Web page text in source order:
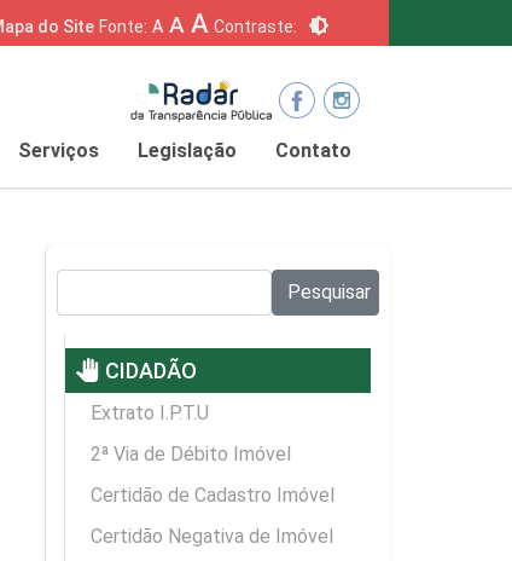
do Site Fonte: A A A Contraste: brightness_6
Serviços Legislação Contato
Pesquisar
pan_tool CIDADÃO
Extrato I.P.T.U
2ª Via de Débito Imóvel
Certidão de Cadastro Imóvel
Certidão Negativa de Imóvel